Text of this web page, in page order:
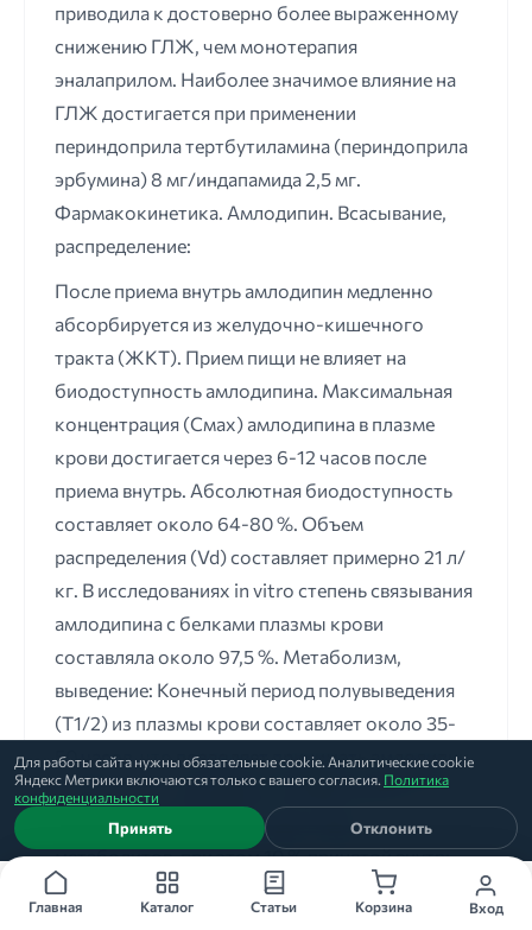
Для работы сайта нужны обязательные cookie. Аналитические cookie
Яндекс Метрики включаются только с вашего согласия. Политика
конфиденциальности
Принять Отклонить
приводила к достоверно более выраженному
снижению ГЛЖ, чем монотерапия
эналаприлом. Наиболее значимое влияние на
ГЛЖ достигается при применении
периндоприла тертбутиламина (периндоприла
эрбумина) 8 мг/индапамида 2,5 мг.
Фармакокинетика. Амлодипин. Всасывание,
распределение:
После приема внутрь амлодипин медленно
абсорбируется из желудочно-кишечного
тракта (ЖКТ). Прием пищи не влияет на
биодоступность амлодипина. Максимальная
концентрация (Смах) амлодипина в плазме
крови достигается через 6-12 часов после
приема внутрь. Абсолютная биодоступность
составляет около 64-80 %. Объем
распределения (Vd) составляет примерно 21 л/
кг. В исследованиях in vitro степень связывания
амлодипина с белками плазмы крови
составляла около 97,5 %. Метаболизм,
выведение: Конечный период полувыведения
(Т1/2) из плазмы крови составляет около 35-
50 часов, что позволяет принимать амлодипин
1 раз в сутки. Амлодипин метаболизируется в
печени с образованием неактивных
метаболитов, при этом 10 % принятой внутрь
дозы амлодипина выводится в неизмененном
Главная Каталог Статьи Корзина Вход